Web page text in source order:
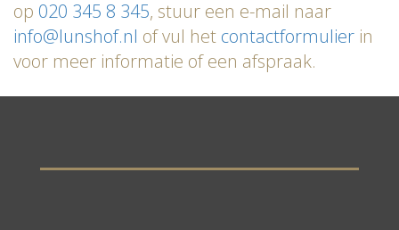
op 020 345 8 345, stuur een e-mail naar
info@lunshof.nl of vul het contactformulier in
voor meer informatie of een afspraak.